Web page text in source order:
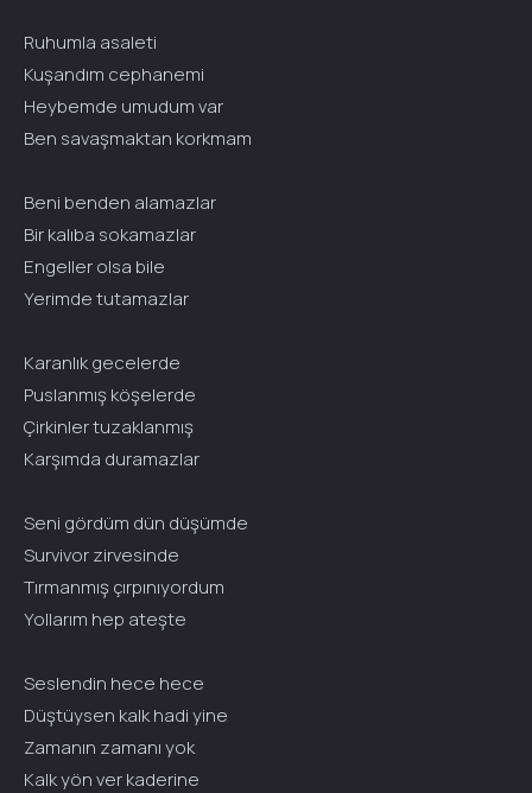
Ruhumla asaleti
Kuşandım cephanemi
Heybemde umudum var
Ben savaşmaktan korkmam
Beni benden alamazlar
Bir kalıba sokamazlar
Engeller olsa bile
Yerimde tutamazlar
Karanlık gecelerde
Puslanmış köşelerde
Çirkinler tuzaklanmış
Karşımda duramazlar
Seni gördüm dün düşümde
Survivor zirvesinde
Tırmanmış çırpınıyordum
Yollarım hep ateşte
Seslendin hece hece
Düştüysen kalk hadi yine
Zamanın zamanı yok
Kalk yön ver kaderine